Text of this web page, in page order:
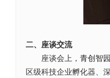
二、座谈交流
座谈会上， 青创智
区级科技企业孵化器、